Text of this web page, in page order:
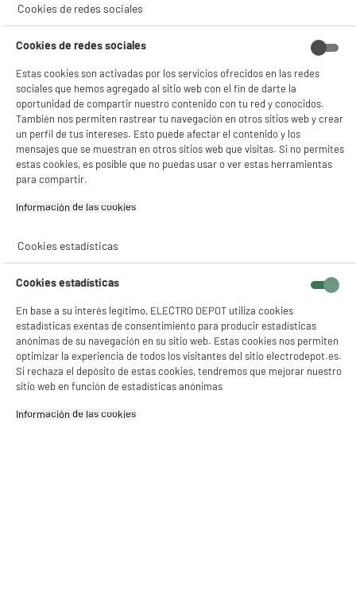
Cookies de redes sociales
Cookies de redes sociales
Estas cookies son activadas por los servicios ofrecidos en las redes
sociales que hemos agregado al sitio web con el fin de darte la
oportunidad de compartir nuestro contenido con tu red y conocidos.
También nos permiten rastrear tu navegación en otros sitios web y crear
un perfil de tus intereses. Esto puede afectar el contenido y los
mensajes que se muestran en otros sitios web que visitas. Si no permites
estas cookies, es posible que no puedas usar o ver estas herramientas
para compartir.
Información de las cookies‎
Cookies estadísticas
Cookies estadísticas
En base a su interés legítimo, ELECTRO DEPOT utiliza cookies
estadísticas exentas de consentimiento para producir estadísticas
anónimas de su navegación en su sitio web. Estas cookies nos permiten
optimizar la experiencia de todos los visitantes del sitio electrodepot.es.
Si rechaza el depósito de estas cookies, tendremos que mejorar nuestro
sitio web en función de estadísticas anónimas
Información de las cookies‎